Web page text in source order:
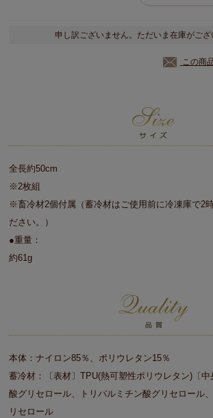
申し訳ございません。ただいま在庫がござ
この商
全長約50cm
※2枚組
※畜冷材2個付属（蓄冷材はご使用前に冷凍庫で2
ださい。）
●重量：
約61g
本体：ナイロン85％、ポリウレタン15％
蓄冷材：〔表材〕TPU(熱可塑性ポリウレタン)〔
酸グリセロール、トリバルミチン酸グリセロール
リセロール